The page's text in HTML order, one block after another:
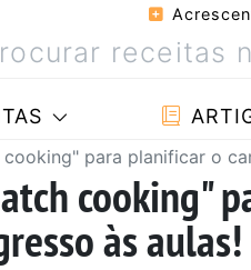
para planificar o
cooking"
às aulas!